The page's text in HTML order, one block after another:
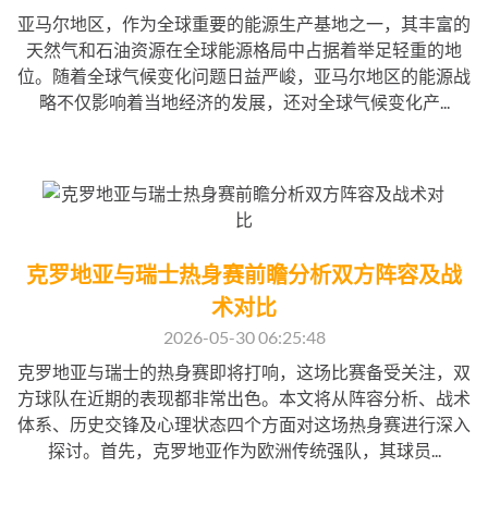
亚马尔地区，作为全球重要的能源生产基地之一，其丰富的
天然气和石油资源在全球能源格局中占据着举足轻重的地
位。随着全球气候变化问题日益严峻，亚马尔地区的能源战
略不仅影响着当地经济的发展，还对全球气候变化产...
克罗地亚与瑞士热身赛前瞻分析双方阵容及战
术对比
2026-05-30 06:25:48
克罗地亚与瑞士的热身赛即将打响，这场比赛备受关注，双
方球队在近期的表现都非常出色。本文将从阵容分析、战术
体系、历史交锋及心理状态四个方面对这场热身赛进行深入
探讨。首先，克罗地亚作为欧洲传统强队，其球员...